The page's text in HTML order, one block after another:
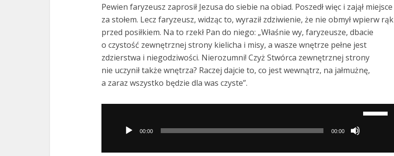
Pewien faryzeusz zaprosił Jezusa do siebie na obiad. Poszedł więc i zajął miejsce
za stołem. Lecz faryzeusz, widząc to, wyraził zdziwienie, że nie obmył wpierw rąk
przed posiłkiem. Na to rzekł Pan do niego: „Właśnie wy, faryzeusze, dbacie
o czystość zewnętrznej strony kielicha i misy, a wasze wnętrze pełne jest
zdzierstwa i niegodziwości. Nierozumni! Czyż Stwórca zewnętrznej strony
nie uczynił także wnętrza? Raczej dajcie to, co jest wewnątrz, na jałmużnę,
a zaraz wszystko będzie dla was czyste”.
dźwiękowych
00:00 00:00